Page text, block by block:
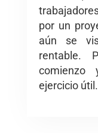
por un
aún se
rentable.
ejercicio útil.